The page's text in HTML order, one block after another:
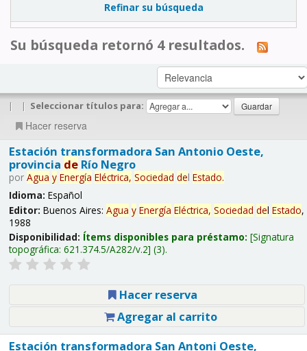
Refinar su búsqueda
Su búsqueda retornó 4 resultados.
| | Seleccionar títulos para:
Hacer reserva
Estación transformadora San Antonio Oeste,
provincia deRío Negro
por Agua y Energía Eléctrica, Sociedad del Estado.
Idioma: Español
Editor: Buenos Aires: Agua y Energía Eléctrica, Sociedad del Estado,
1988
Disponibilidad: Ítems disponibles para préstamo: Signatura
topográfica: 621.374.5/A282/v.2 (3).
Hacer reserva
Agregar al carrito
Estación transformadora San Antoni Oeste,